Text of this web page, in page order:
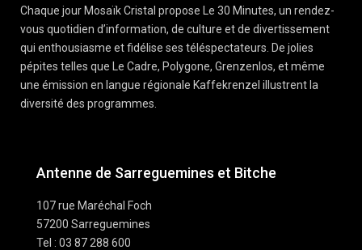
Chaque jour Mosaïk Cristal propose Le 30 Minutes, un rendez-
vous quotidien d’information, de culture et de divertissement
qui enthousiasme et fidélise ses téléspectateurs. De jolies
pépites telles que Le Cadre, Polygone, Grenzenlos, et même
une émission en langue régionale Kaffekrenzel illustrent la
diversité des programmes.
Antenne de Sarreguemines et Bitche
107 rue Maréchal Foch
57200 Sarreguemines
Tel : 03 87 288 600